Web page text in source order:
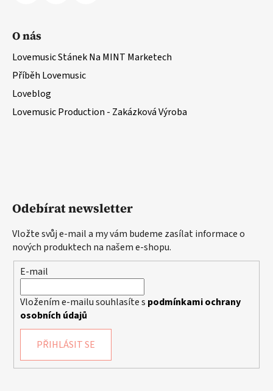
O nás
Lovemusic Stánek Na MINT Marketech
Příběh Lovemusic
Loveblog
Lovemusic Production - Zakázková Výroba
Odebírat newsletter
Vložte svůj e-mail a my vám budeme zasílat informace o
nových produktech na našem e-shopu.
E-mail
Vložením e-mailu souhlasíte s podmínkami ochrany
osobních údajů
PŘIHLÁSIT SE